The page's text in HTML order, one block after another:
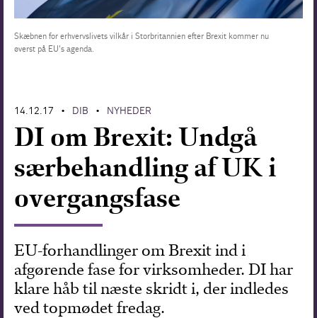
Arbejdsmarkedet
Uddannelse
Skæbnen for erhvervslivets vilkår i Storbritannien efter Brexit kommer nu
øverst på EU's agenda.
14.12.17 • DIB • NYHEDER
DI om Brexit: Undgå
særbehandling af UK i
overgangsfase
EU-forhandlinger om Brexit ind i
afgørende fase for virksomheder. DI har
klare håb til næste skridt i, der indledes
ved topmødet fredag.